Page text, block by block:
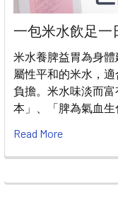
一包米水飲足一
米水養脾益胃為身
屬性平和的米水，
負擔。米水味淡而
本」、「脾為氣血
Read More